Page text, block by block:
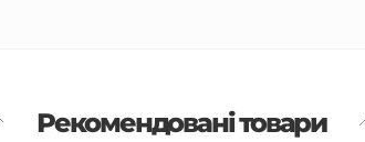
Рекомендовані товари